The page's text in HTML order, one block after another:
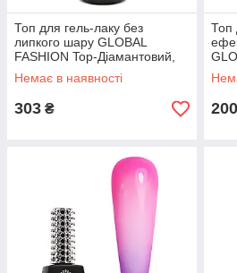
Топ для гель-лаку без
липкого шару GLOBAL
FASHION Top-Діамантовий,
30 мл
Немає в наявності
303 ₴
Топ
15 мл
200